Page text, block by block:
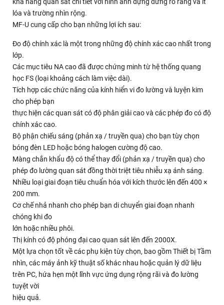
khả năng quan sát chi tiết với hình ảnh dựng đứng rõ ràng và ít
lóa và trường nhìn rộng.
MF-U cung cấp cho bạn những lợi ích sau:
Đo độ chính xác là một trong những độ chính xác cao nhất trong
lớp.
Các mục tiêu NA cao đã được chứng minh từ hệ thống quang
học FS (loại khoảng cách làm việc dài).
Tích hợp các chức năng của kính hiển vi đo lường và luyện kim
cho phép bạn
thực hiện các quan sát có độ phân giải cao và các phép đo có độ
chính xác cao.
Bộ phận chiếu sáng (phản xạ / truyền qua) cho bạn tùy chọn
bóng đèn LED hoặc bóng halogen cường độ cao.
Màng chắn khẩu độ có thể thay đổi (phản xạ / truyền qua) cho
phép đo lường quan sát đồng thời triệt tiêu nhiễu xạ ánh sáng.
Nhiều loại giai đoạn tiêu chuẩn hóa với kích thước lên đến 400 ×
200 mm.
Cơ chế nhả nhanh cho phép bạn di chuyển giai đoạn nhanh
chóng khi đo
lớn hoặc nhiều phôi.
Thị kính có độ phóng đại cao quan sát lên đến 2000X.
Một lựa chọn tốt về các phụ kiện tùy chọn, bao gồm Thiết bị Tầm
nhìn, các máy ảnh kỹ thuật số khác nhau hoặc quản lý dữ liệu
trên PC, hứa hẹn một lĩnh vực ứng dụng rộng rãi và đo lường
tuyệt vời
hiệu quả.